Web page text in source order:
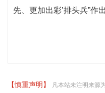
先、更加出彩’排头兵”作
【慎重声明】
凡本站未注明来源